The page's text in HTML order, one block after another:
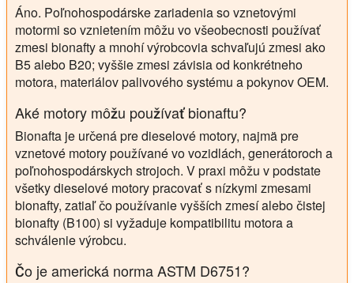
Áno. Poľnohospodárske zariadenia so vznetovými
motormi so vznietením môžu vo všeobecnosti používať
zmesi bionafty a mnohí výrobcovia schvaľujú zmesi ako
B5 alebo B20; vyššie zmesi závisia od konkrétneho
motora, materiálov palivového systému a pokynov OEM.
Aké motory môžu používať bionaftu?
Bionafta je určená pre dieselové motory, najmä pre
vznetové motory používané vo vozidlách, generátoroch a
poľnohospodárskych strojoch. V praxi môžu v podstate
všetky dieselové motory pracovať s nízkymi zmesami
bionafty, zatiaľ čo používanie vyšších zmesí alebo čistej
bionafty (B100) si vyžaduje kompatibilitu motora a
schválenie výrobcu.
Čo je americká norma ASTM D6751?